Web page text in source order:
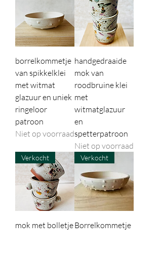
borrelkommetje
van spikkelklei
met witmat
glazuur en uniek
ringeloor
patroon
Niet op voorraad
handgedraaide
mok van
roodbruine klei
met
witmatglazuur
en
spetterpatroon
Niet op voorraad
Verkocht
mok met bolletje
Verkocht
Borrelkommetje